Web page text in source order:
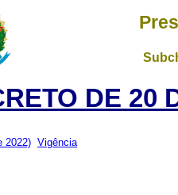
DE 20
2022) Vigência